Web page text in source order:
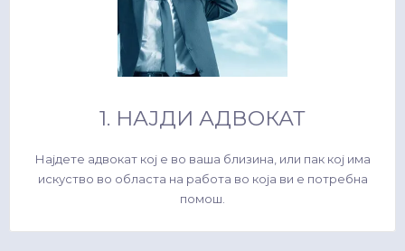
1. НАЈДИ АДВОКАТ
Најдете адвокат кој е во ваша близина, или пак кој има
искуство во областа на работа во која ви е потребна
помош.